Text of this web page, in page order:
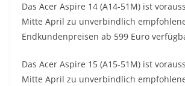
Das Acer Aspire 14 (A14-51M) ist
Mitte April zu unverbindlich
Endkundenpreisen ab 599 Euro
Das Acer Aspire 15 (A15-51M) ist
Mitte April zu unverbindlich